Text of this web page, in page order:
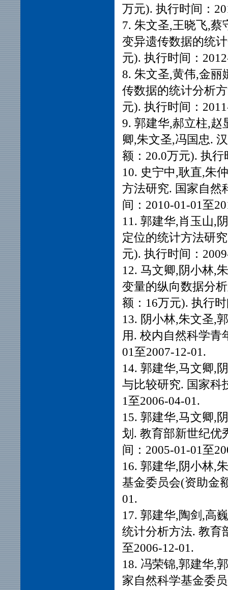
万元). 执行时间：
7. 朱文圣,王晓飞,蔡
变异遗传数据的统
元). 执行时间：
8. 朱文圣,黄伟,金丽
传数据的统计分析
元). 执行时间：
9. 郭建华,郝立柱,赵
卿,朱文圣,冯国忠.
额：20.0万元). 执行
10. 史宁中,耿直,朱
方法研究. 国家自然
间：2010-01-01至
11. 郭建华,肖玉山,
定位的统计方法研
元). 执行时间：
12. 马文卿,阴小林,
变量的纵向数据分
额：16万元). 执行
13. 阴小林,朱文圣,
用. 校内自然科学青
01至2007-12-01.
14. 郭建华,马文卿,
与比较研究. 国家科
1至2006-04-01.
15. 郭建华,马文卿,
划. 教育部新世纪优
间：2005-01-01至
16. 郭建华,阴小林,
基金委员会(资助金
01.
17. 郭建华,陶剑,高
统计分析方法. 教育
至2006-12-01.
18. 冯荣锦,郭建华,
家自然科学基金委